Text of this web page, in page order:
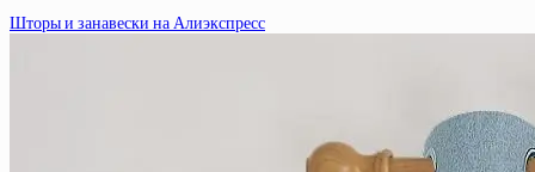
Шторы и занавески на Алиэкспресс